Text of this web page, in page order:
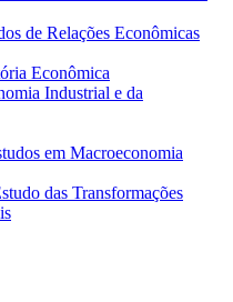
de Relações Econômicas
Econômica
Industrial e da
em Macroeconomia
das Transformações